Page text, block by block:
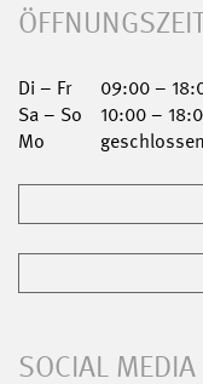
Di – Fr
09:00 –
Sa – So
10:00 –
Mo
geschlossen
SOCIAL MEDIA